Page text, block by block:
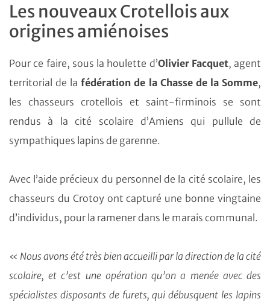
Les nouveaux Crotellois aux
origines amiénoises
Pour ce faire, sous la houlette d’Olivier Facquet, agent
territorial de lafédération de la Chasse de la Somme,
les chasseurs crotellois et saint-firminois se sont
rendus à la cité scolaire d’Amiens qui pullule de
sympathiques lapins de garenne.
Avec l’aide précieux du personnel de la cité scolaire, les
chasseurs du Crotoy ont capturé une bonne vingtaine
d’individus, pour la ramener dans le marais communal.
« Nous avons été très bien accueilli par la direction de la cité
scolaire, et c’est une opération qu’on a menée avec des
spécialistes disposants de furets, qui débusquent les lapins